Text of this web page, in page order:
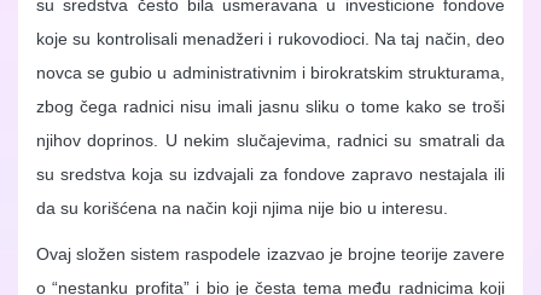
su sredstva često bila usmeravana u investicione fondove
koje su kontrolisali menadžeri i rukovodioci. Na taj način, deo
novca se gubio u administrativnim i birokratskim strukturama,
zbog čega radnici nisu imali jasnu sliku o tome kako se troši
njihov doprinos. U nekim slučajevima, radnici su smatrali da
su sredstva koja su izdvajali za fondove zapravo nestajala ili
da su korišćena na način koji njima nije bio u interesu.
Ovaj složen sistem raspodele izazvao je brojne teorije zavere
o “nestanku profita” i bio je česta tema među radnicima koji